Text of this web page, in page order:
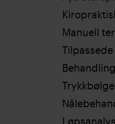
Manuell